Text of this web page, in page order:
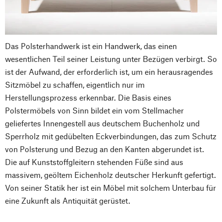
Das Polsterhandwerk ist ein Handwerk, das einen
wesentlichen Teil seiner Leistung unter Bezügen verbirgt. So
ist der Aufwand, der erforderlich ist, um ein herausragendes
Sitzmöbel zu schaffen, eigentlich nur im
Herstellungsprozess erkennbar. Die Basis eines
Polstermöbels von Sinn bildet ein vom Stellmacher
geliefertes Innengestell aus deutschem Buchenholz und
Sperrholz mit gedübelten Eckverbindungen, das zum Schutz
von Polsterung und Bezug an den Kanten abgerundet ist.
Die auf Kunststoffgleitern stehenden Füße sind aus
massivem, geöltem Eichenholz deutscher Herkunft gefertigt.
Von seiner Statik her ist ein Möbel mit solchem Unterbau für
eine Zukunft als Antiquität gerüstet.